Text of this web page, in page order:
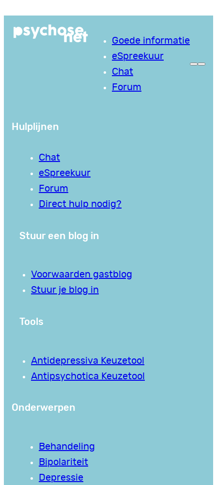
naar
Goede informatie
eSpreekuur
Chat
Forum
Hulplijnen
Chat
eSpreekuur
Forum
Direct hulp nodig?
Stuur een blog in
Voorwaarden gastblog
Stuur je blog in
Tools
Antidepressiva Keuzetool
Antipsychotica Keuzetool
Onderwerpen
Behandeling
Bipolariteit
Depressie